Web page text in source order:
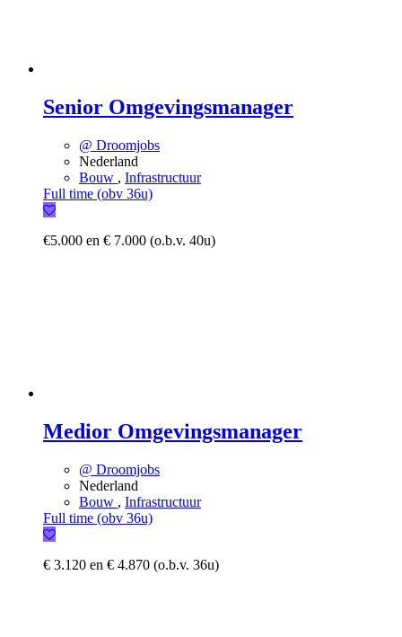
Senior Omgevingsmanager
@ Droomjobs
Nederland
Bouw , Infrastructuur
Full time (obv 36u)
€5.000 en € 7.000 (o.b.v. 40u)
Medior Omgevingsmanager
@ Droomjobs
Nederland
Bouw , Infrastructuur
Full time (obv 36u)
€ 3.120 en € 4.870 (o.b.v. 36u)